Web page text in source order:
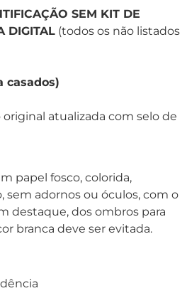
SEM KIT DE
DIGITAL (todos os não listados
casados)
atualizada com selo de
papel fosco, colorida,
sem adornos ou óculos, com o
destaque, dos ombros para
branca deve ser evitada.